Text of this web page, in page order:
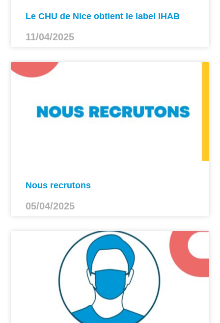
Le CHU de Nice obtient le label IHAB
11/04/2025
Nous recrutons
05/04/2025